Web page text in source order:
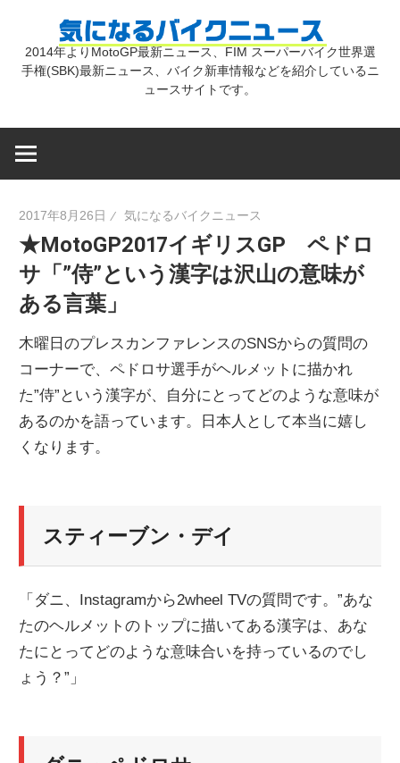
気
バ
ク
ニ
ス
2014年よりMotoGP最新ニュース、FIM スーパーバイク世界選
手権(SBK)最新ニュース、バイク新車情報などを紹介しているニ
ュースサイトです。
2017年8月26日 気になるバイクニュース
★MotoGP2017イギリスGP ペドロ
サ「”侍”という漢字は沢山の意味が
ある言葉」
木曜日のプレスカンファレンスのSNSからの質問の
コーナーで、ペドロサ選手がヘルメットに描かれ
た”侍”という漢字が、自分にとってどのような意味が
あるのかを語っています。日本人として本当に嬉し
くなります。
スティーブン・デイ
「ダニ、Instagramから2wheel TVの質問です。”あな
たのヘルメットのトップに描いてある漢字は、あな
たにとってどのような意味合いを持っているのでし
ょう？”」